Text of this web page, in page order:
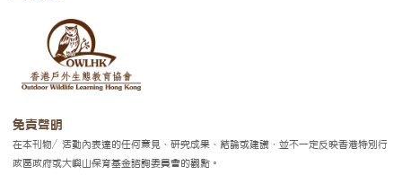
免責聲明
在本刊物／活動內表達的任何意見、研究成果、結論或建議，並不一定反映香港特別行
政區政府或大嶼山保育基金諮詢委員會的觀點。